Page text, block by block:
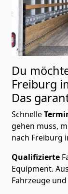
Du
Freiburg
Das
Schnelle
gehen muss,
nach Freiburg
Qualifizierte
Equipment.
Fahrzeuge